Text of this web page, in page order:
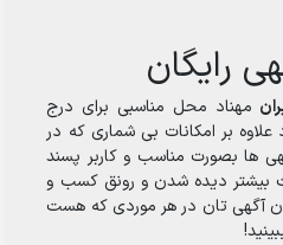
رایگان
مهناد محل مناسبی برای درج
بر امکانات بی شماری که در
ها بصورت مناسب و کاربر پسند
بیشتر دیده شدن و رونق کسب و
آگهی تان در هر موردی که هست